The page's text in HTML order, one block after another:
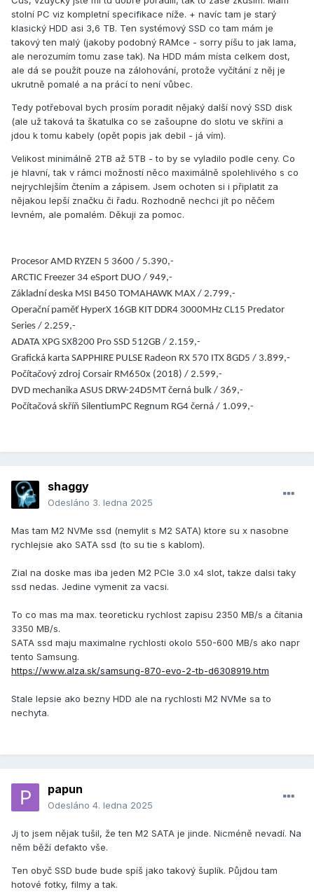
stolní PC viz kompletní specifikace níže. + navíc tam je starý
klasický HDD asi 3,6 TB. Ten systémový SSD co tam mám je
takový ten malý (jakoby podobný RAMce - sorry píšu to jak lama,
ale nerozumím tomu zase tak). Na HDD mám místa celkem dost,
ale dá se použít pouze na zálohování, protože vyčítání z něj je
ukrutně pomalé a na prácí to není vůbec.
Tedy potřeboval bych prosím poradit nějaký další nový SSD disk
(ale už taková ta škatulka co se zašoupne do slotu ve skříni a
jdou k tomu kabely (opět popis jak debil - já vím).
Velikost minimálně 2TB až 5TB - to by se vyladilo podle ceny. Co
je hlavní, tak v rámci možností něco maximálně spolehlivého s co
nejrychlejším čtením a zápisem. Jsem ochoten si i připlatit za
nějakou lepší značku či řadu. Rozhodně nechci jít po něčem
levném, ale pomalém. Děkuji za pomoc.
Procesor AMD RYZEN 5 3600 / 5.390,-
ARCTIC Freezer 34 eSport DUO / 949,-
Základní deska MSI B450 TOMAHAWK MAX / 2.799,-
Operační paměť HyperX 16GB KIT DDR4 3000MHz CL15 Predator
Series / 2.259,-
ADATA XPG SX8200 Pro SSD 512GB / 2.159,-
Grafická karta SAPPHIRE PULSE Radeon RX 570 ITX 8GD5 / 3.899,-
Počítačový zdroj Corsair RM650x (2018) / 2.599,-
DVD mechanika ASUS DRW-24D5MT černá bulk / 369,-
Počítačová skříň SilentiumPC Regnum RG4 černá / 1.099,-
shaggy
Odesláno 3. ledna 2025
Mas tam M2 NVMe ssd (nemylit s M2 SATA) ktore su x nasobne
rychlejsie ako SATA ssd (to su tie s kablom).
Zial na doske mas iba jeden M2 PCIe 3.0 x4 slot, takze dalsi taky
ssd nedas. Jedine vymenit za vacsi.
To co mas ma max. teoreticku rychlost zapisu 2350 MB/s a čítania
3350 MB/s.
SATA ssd maju maximalne rychlosti okolo 550-600 MB/s ako napr
tento Samsung.
https://www.alza.sk/samsung-870-evo-2-tb-d6308919.htm
Stale lepsie ako bezny HDD ale na rychlosti M2 NVMe sa to
nechyta.
papun
Odesláno 4. ledna 2025
Jj to jsem nějak tušil, že ten M2 SATA je jinde. Nicméně nevadí. Na
něm běží defakto vše.
Ten obyč SSD bude bude spíš jako takový šuplík. Půjdou tam
hotové fotky, filmy a tak.